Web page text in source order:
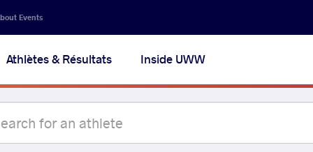
Events
Athlètes & Résultats Inside UWW